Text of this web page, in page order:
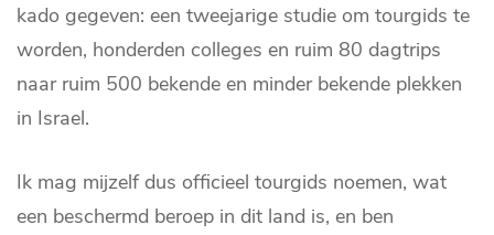
kado gegeven: een tweejarige studie om tourgids te
worden, honderden colleges en ruim 80 dagtrips
naar ruim 500 bekende en minder bekende plekken
in Israel.
Ik mag mijzelf dus officieel tourgids noemen, wat
een beschermd beroep in dit land is, en ben